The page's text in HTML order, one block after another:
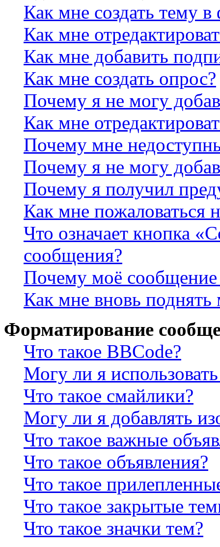
Как мне создать тему
Как мне
Как мне добавить
Как мне создать опрос?
Почему я не могу
Как мне
Почему мне
Почему я не могу
Почему я получил
Как мне пожаловаться
Что означает кнопка
сообщения?
Почему моё сообщение
Как мне вновь
Форматирование
Что такое BBCode?
Могу ли я
Что такое смайлики?
Могу ли я добавлять
Что такое важные
Что такое объявления?
Что такое
Что такое закрытые
Что такое значки тем?